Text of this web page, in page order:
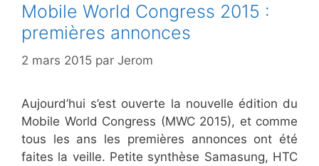
Mobile World Congress 2015 :
premières annonces
2 mars 2015 par Jerom
Aujourd’hui s’est ouverte la nouvelle édition du
Mobile World Congress (MWC 2015), et comme
tous les ans les premières annonces ont été
faites la veille. Petite synthèse Samasung, HTC